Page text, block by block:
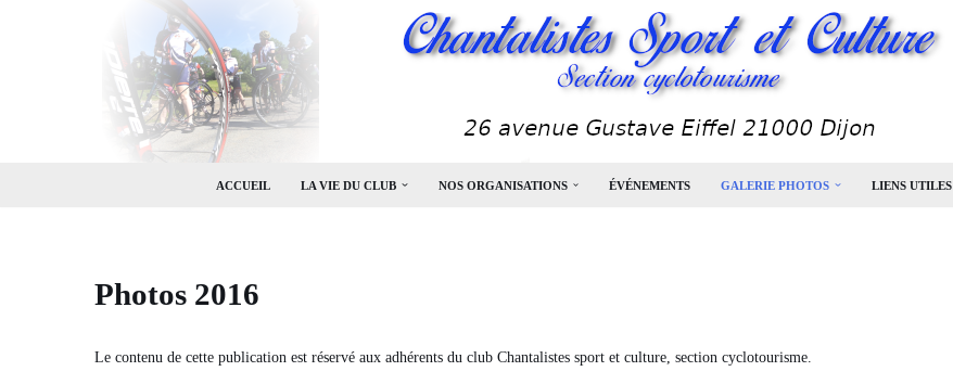
ACCUEIL LA VIE DU CLUB NOS ORGANISATIONS ÉVÉNEMENTS GALERIE PHOTOS LIENS UTILES
Photos 2016
Le contenu de cette publication est réservé aux adhérents du club Chantalistes sport et culture, section cyclotourisme.